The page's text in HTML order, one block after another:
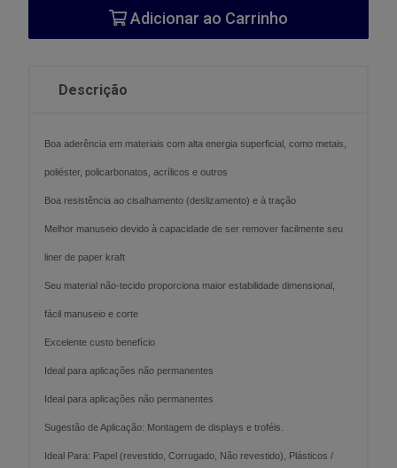
Adicionar ao Carrinho
Descrição
Boa aderência em materiais com alta energia superficial, como metais,
poliéster, policarbonatos, acrílicos e outros
Boa resistência ao cisalhamento (deslizamento) e à tração
Melhor manuseio devido à capacidade de ser remover facilmente seu
liner de paper kraft
Seu material não-tecido proporciona maior estabilidade dimensional,
fácil manuseio e corte
Excelente custo benefício
Ideal para aplicações não permanentes
Ideal para aplicações não permanentes
Sugestão de Aplicação: Montagem de displays e troféis.
Ideal Para: Papel (revestido, Corrugado, Não revestido), Plásticos /